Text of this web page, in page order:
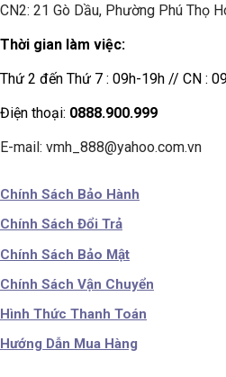
CN2: 21 Gò Dầu, Phường Phú Thọ
Thời gian làm việc:
Thứ 2 đến Thứ 7 : 09h-19h // CN :
Điện thoại: 0888.900.999
E-mail: vmh_888@yahoo.com.vn
Chính Sách Bảo Hành
Chính Sách Đổi Trả
Chính Sách Bảo Mật
Chính Sách Vận Chuyển
Hình Thức Thanh Toán
Hướng Dẫn Mua Hàng